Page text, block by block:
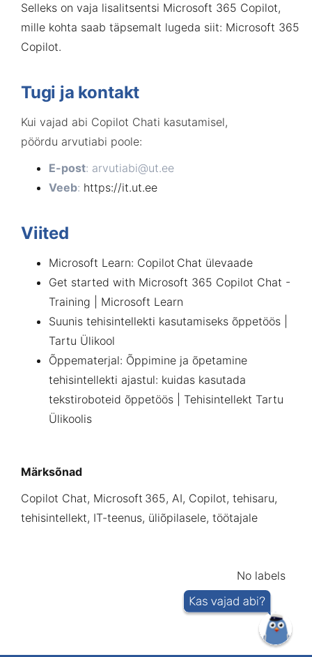
Selleks on vaja lisalitsentsi Microsoft 365 Copilot,
mille kohta saab täpsemalt lugeda siit: Microsoft 365
Copilot.
Tugi ja kontakt
Kui vajad abi Copilot Chati kasutamisel,
pöördu arvutiabi poole:
E-post: arvutiabi@ut.ee
Veeb: https://it.ut.ee
Viited
Microsoft Learn: Copilot Chat ülevaade
Get started with Microsoft 365 Copilot Chat -
Training | Microsoft Learn
Suunis tehisintellekti kasutamiseks õppetöös |
Tartu Ülikool
Õppematerjal: Õppimine ja õpetamine
tehisintellekti ajastul: kuidas kasutada
tekstiroboteid õppetöös | Tehisintellekt Tartu
Ülikoolis
Märksõnad
Copilot Chat, Microsoft 365, AI, Copilot, tehisaru,
tehisintellekt, IT-teenus, üliõpilasele, töötajale
No labels